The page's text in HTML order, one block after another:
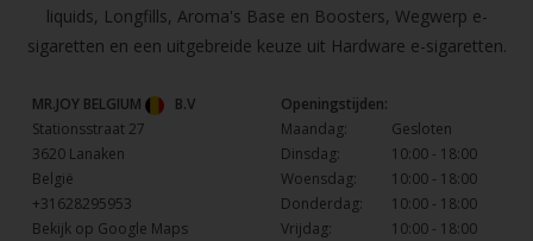
liquids, Longfills, Aroma's Base en Boosters, Wegwerp e-
sigaretten en een uitgebreide keuze uit Hardware e-sigaretten.
MR.JOY BELGIUM
B.V
Stationsstraat 27
3620 Lanaken
België
+31628295953
Bekijk op Google Maps
Openingstijden:
Maandag:
Gesloten
Dinsdag:
10:00 - 18:00
Woensdag:
10:00 - 18:00
Donderdag:
10:00 - 18:00
Vrijdag:
10:00 - 18:00